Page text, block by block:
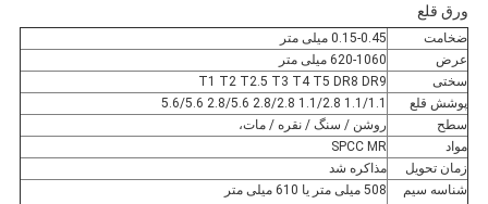
ورق قلع
ضخامت
0.15-0.45 میلی متر
عرض
620-1060 میلی متر
سختی
T1 T2 T2.5 T3 T4 T5 DR8 DR9
پوشش قلع
1.1/1.1 1.1/2.8 2.8/2.8 2.8/5.6 5.6/5.6
سطح
روشن / سنگ / نقره / مات،
مواد
SPCC MR
زمان تحویل
مذاکره شد
شناسه سیم
508 میلی متر یا 610 میلی متر